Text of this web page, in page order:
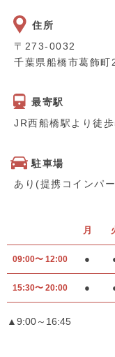
住所
〒273-0032
千葉県船橋市葛飾
最寄駅
JR西船橋駅より徒
駐車場
あり(提携コインパ
月
09:00〜 12:00 ●
15:30〜 20:00 ●
▲9:00～16:45